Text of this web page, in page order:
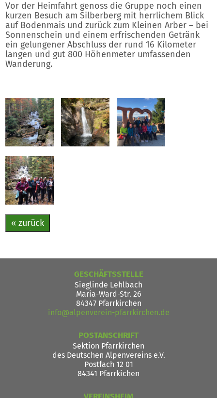
Vor der Heimfahrt genoss die Gruppe noch einen
kurzen Besuch am Silberberg mit herrlichem Blick
auf Bodenmais und zurück zum Kleinen Arber – bei
Sonnenschein und einem erfrischenden Getränk
ein gelungener Abschluss der rund 16 Kilometer
langen und gut 800 Höhenmeter umfassenden
Wanderung.
« zurück
GESCHÄFTSSTELLE
Sieglinde Lehlbach
Maria-Ward-Str. 26
84347 Pfarrkirchen
info@alpenverein-pfarrkirchen.de
POSTANSCHRIFT
Sektion Pfarrkirchen
des Deutschen Alpenvereins e.V.
Postfach 12 01
84341 Pfarrkichen